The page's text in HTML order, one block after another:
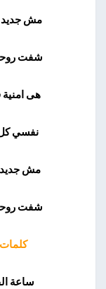
مش جديد
شفت
هى
نفسي كل
مش جديد
شفت
ساعة